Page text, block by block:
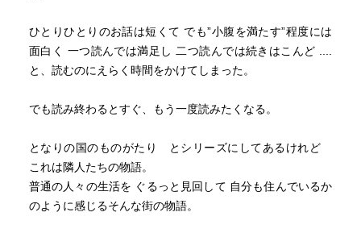
この51人の物語の中ではセウォル号事件は描かれないが、
物語の中で描かれる悲惨な事件や劣悪な職場環境であった
り、世代間の軋轢、閉塞感を感じさせる出来事は韓国で起
かもわからない石を拾って、今より先へ投げようとする人
と人との薄いながらも確かなつながりをチョン・セランさ
んは描きたかったのではないだろうか。
そういう意味ではこの物語は群像劇でもあり、この51人の
ひとりひとりのお話は短くて でも”小腹を満たす”程度には
面白く 一つ読んでは満足し 二つ読んでは続きはこんど ....
と、読むのにえらく時間をかけてしまった。
でも読み終わるとすぐ、もう一度読みたくなる。
となりの国のものがたり とシリーズにしてあるけれど
これは隣人たちの物語。
普通の人々の生活を ぐるっと見回して 自分も住んでいるか
のように感じるそんな街の物語。